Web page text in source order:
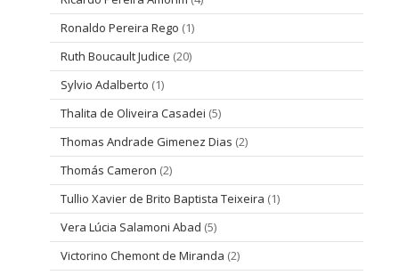
Ronaldo Pereira Rego (1)
Ruth Boucault Judice (20)
Sylvio Adalberto (1)
Thalita de Oliveira Casadei (5)
Thomas Andrade Gimenez Dias (2)
Thomás Cameron (2)
Tullio Xavier de Brito Baptista Teixeira (1)
Vera Lúcia Salamoni Abad (5)
Victorino Chemont de Miranda (2)